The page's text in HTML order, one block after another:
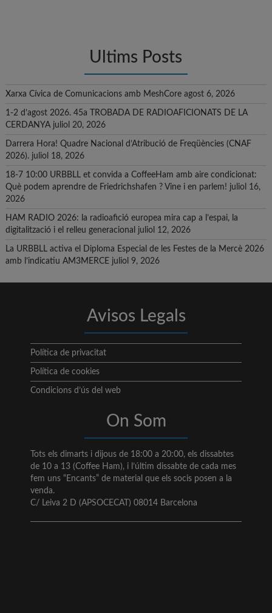
Ultims Posts
Xarxa Cívica de Comunicacions amb MeshCore agost 6, 2026
1-2 d’agost 2026. 45a TROBADA DE RADIOAFICIONATS DE LA
CERDANYA juliol 20, 2026
Darrera Hora! Quadre Nacional d’Atribució de Freqüències (CNAF
2026). juliol 18, 2026
18-7 10:00 URBBLL et convida a CoffeeHam amb aire condicionat:
Què podem aprendre de Friedrichshafen ? Vine i en parlem! juliol 16,
2026
HAM RADIO 2026: la radioafició europea mira cap a l’espai, la
digitalització i el relleu generacional
juliol 12, 2026
La URBBLL activa el Diploma Especial de les Festes de la Mercè 2026
amb l’indicatiu AM3MERCE juliol 9, 2026
Avisos Legals
Política de privacitat
Política de cookies
Condicions d’ús del web
On Som
Tots els dimarts i dijous de 18:00 a 20:00, els dissabtes
de 10 a 13 (Coffee Ham), i l’últim dissabte de cada mes
fem uns “Encants” de material que els socis posen a la
venda.
C/ Leiva 2 D (APSOCECAT) 08014 Barcelona